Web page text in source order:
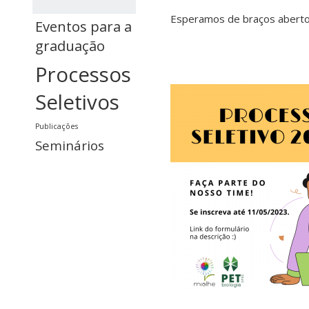
Eventos para a
graduação
Processos
Seletivos
Publicações
Seminários
Esperamos de braços